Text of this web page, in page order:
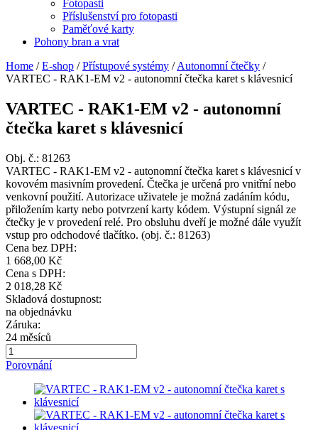
Fotopasti
Příslušenství pro fotopasti
Paměťové karty
Pohony bran a vrat
Home / E-shop / Přístupové systémy /Autonomní čtečky /
VARTEC - RAK1-EM v2 - autonomní čtečka karet s klávesnicí
VARTEC - RAK1-EM v2 - autonomní
čtečka karet s klávesnicí
Obj. č.: 81263
VARTEC - RAK1-EM v2 - autonomní čtečka karet s klávesnicí v
kovovém masivním provedení. Čtečka je určená pro vnitřní nebo
venkovní použití. Autorizace uživatele je možná zadáním kódu,
přiložením karty nebo potvrzení karty kódem. Výstupní signál ze
čtečky je v provedení relé. Pro obsluhu dveří je možné dále využít
vstup pro odchodové tlačítko. (obj. č.: 81263)
Cena bez DPH:
1 668,00 Kč
Cena s DPH:
2 018,28 Kč
Skladová dostupnost:
na objednávku
Záruka:
24 měsíců
Porovnání